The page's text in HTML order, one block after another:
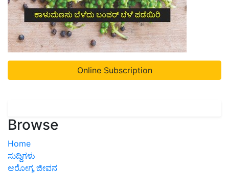
Online Subscription
Browse
Home
ಸುದ್ದಿಗಳು
ಆರೋಗ್ಯ ಜೀವನ